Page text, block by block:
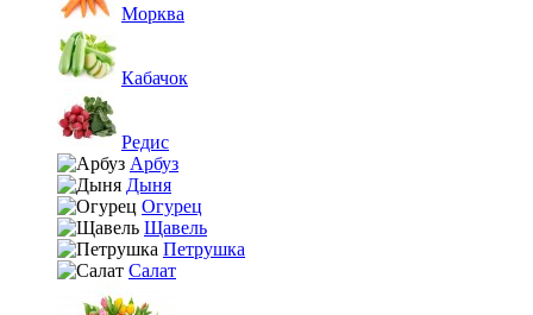
Морква
Кабачок
Редис
Арбуз
Дыня
Огурец
Щавель
Петрушка
Салат